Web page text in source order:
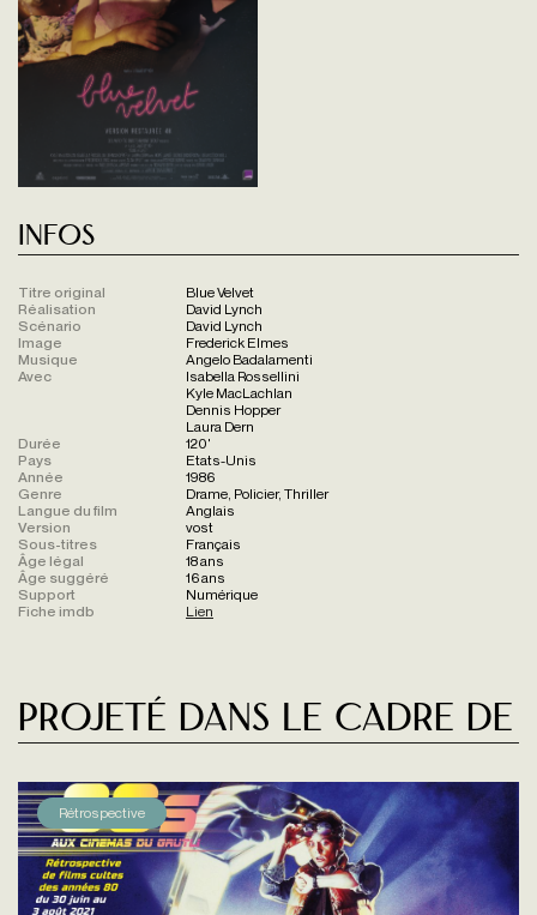
Infos
Titre original
Blue Velvet
Réalisation
David Lynch
Scénario
David Lynch
Image
Frederick Elmes
Musique
Angelo Badalamenti
Avec
Isabella Rossellini
Kyle MacLachlan
Dennis Hopper
Laura Dern
Durée
120'
Pays
Etats-Unis
Année
1986
Genre
Drame, Policier, Thriller
Langue du film
Anglais
Version
vost
Sous-titres
Français
Âge légal
18 ans
Âge suggéré
16 ans
Support
Numérique
Fiche imdb
Lien
Projeté dans le cadre de
Rétrospective